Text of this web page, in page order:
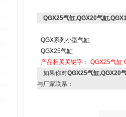
QGX25气缸,QGX20气缸
QGX系列小型气缸
QGX25气缸
产品相关关键字： QGX25气缸
如果你对QGX25气缸,QGX20
与厂家联系：